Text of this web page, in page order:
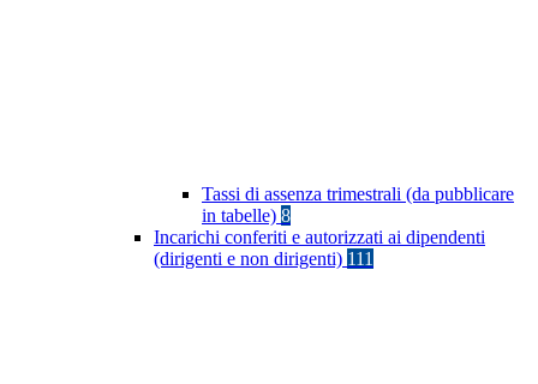
Tassi di assenza trimestrali (da pubblicare
in tabelle) 8
Incarichi conferiti e autorizzati ai dipendenti
(dirigenti e non dirigenti) 111